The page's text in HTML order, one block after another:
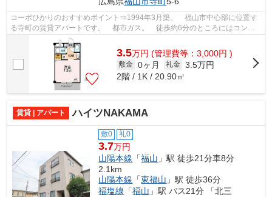
コーポひかりのおすすめポイント⇒1994年3月築。 福山市中心部に位置す
る寺町の賃貸アパートです。 都市ガス。 徒歩約6分のところにはコンビ
ニエンスストアがあり、徒歩約7分のとこ...
3.5万円 (管理費等：3,000円 )
敷金 0ヶ月 礼金 3.5万円
2階 / 1K / 20.90㎡
賃貸 | アパート ハイツNAKAMA
敷0 礼0
3.7万円
山陽本線 「福山 」駅 徒歩21分車8分
2.1km
山陽本線 「東福山 」駅 徒歩36分
福塩線 「福山 」駅 バス21分 「北三